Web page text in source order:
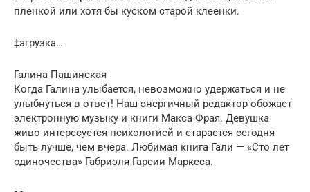
пленкой или хотя бы куском старой клеенки.
‡агрузка…
Галина Пашинская
Когда Галина улыбается, невозможно удержаться и не
улыбнуться в ответ! Наш энергичный редактор обожает
электронную музыку и книги Макса Фрая. Девушка
живо интересуется психологией и старается сегодня
быть лучше, чем вчера. Любимая книга Гали — «Сто лет
одиночества» Габриэля Гарсии Маркеса.